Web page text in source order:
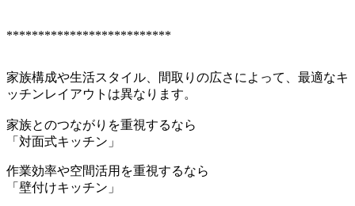
**************************
家族構成や生活スタイル、間取りの広さによって、最適なキ
ッチンレイアウトは異なります。
家族とのつながりを重視するなら
「対面式キッチン」
作業効率や空間活用を重視するなら
「壁付けキッチン」